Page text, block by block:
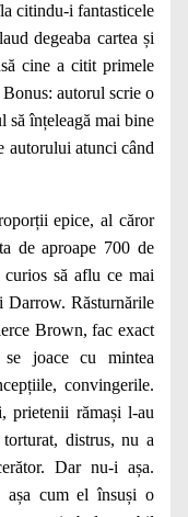
citindu-i fantasticele
degeaba cartea și
cine a citit primele
autorul scrie o
să înțeleagă mai bine
autorului atunci când
epice, al căror
de aproape 700 de
să aflu ce mai
Darrow. Răsturnările
Brown, fac exact
joace cu mintea
convingerile.
prietenii rămași l-au
distrus, nu a
Dar nu-i așa.
așa cum el însuși o